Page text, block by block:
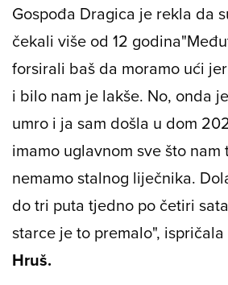
Gospođa Dragica je rekla da
čekali više od 12 godina
forsirali baš da moramo ući
i bilo nam je lakše. No, onda
umro i ja sam došla u dom
imamo uglavnom sve što nam
nemamo stalnog liječnika.
do tri puta tjedno po četiri
starce je to premalo",
Hruš.